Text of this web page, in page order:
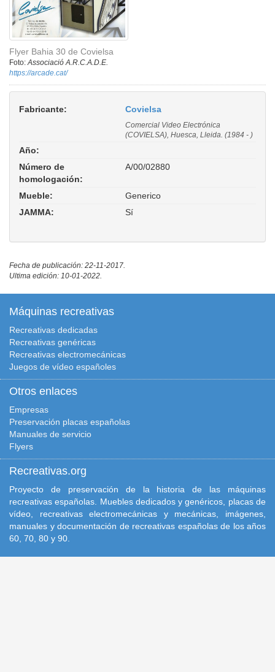
Flyer Bahia 30 de Covielsa
Foto: Associació A.R.C.A.D.E.
https://arcade.cat/
Fabricante: Covielsa
Comercial Video Electrónica
(COVIELSA), Huesca, Lleida. (1984 - )
Año:
Número de
homologación:
A/00/02880
Mueble:
Generico
JAMMA:
Sí
Fecha de publicación: 22-11-2017.
Ultima edición: 10-01-2022.
Máquinas recreativas
Recreativas dedicadas
Recreativas genéricas
Recreativas electromecánicas
Juegos de vídeo españoles
Otros enlaces
Empresas
Preservación placas españolas
Manuales de servicio
Flyers
Recreativas.org
Proyecto de preservación de la historia de las máquinas
recreativas españolas. Muebles dedicados y genéricos, placas de
vídeo, recreativas electromecánicas y mecánicas, imágenes,
manuales y documentación de recreativas españolas de los años
60, 70, 80 y 90.